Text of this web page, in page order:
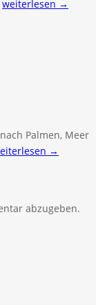
weiterlesen →
Palmen, Meer
→
abzugeben.